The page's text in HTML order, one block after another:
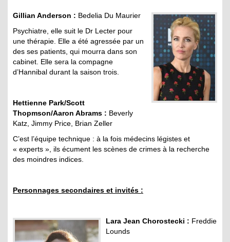
Gillian Anderson : Bedelia Du Maurier
Psychiatre, elle suit le Dr Lecter pour
une thérapie. Elle a été agressée par un
des ses patients, qui mourra dans son
cabinet. Elle sera la compagne
d’Hannibal durant la saison trois.
Hettienne Park/Scott
Thopmson/Aaron Abrams : Beverly
Katz, Jimmy Price, Brian Zeller
C’est l’équipe technique : à la fois médecins légistes et
« experts », ils écument les scènes de crimes à la recherche
des moindres indices.
Personnages secondaires et invités :
Lara Jean Chorostecki : Freddie
Lounds